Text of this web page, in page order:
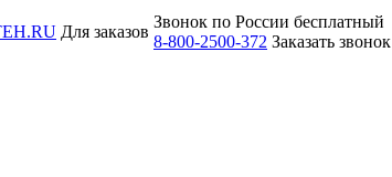
Для заказов
Звонок по России бесплатный
8-800-2500-372 Заказать звонок